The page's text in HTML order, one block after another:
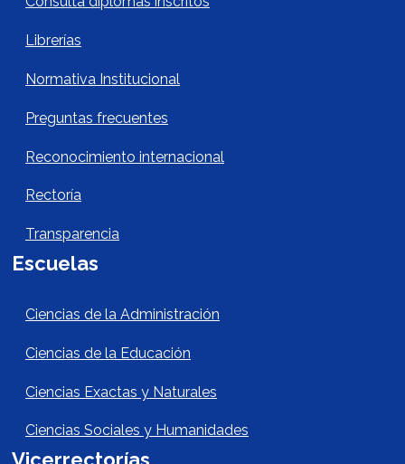
Librerías
Normativa Institucional
Preguntas frecuentes
Reconocimiento internacional
Rectoría
Transparencia
Escuelas
Escuelas Footer
Ciencias de la Administración
Ciencias de la Educación
Ciencias Exactas y Naturales
Ciencias Sociales y Humanidades